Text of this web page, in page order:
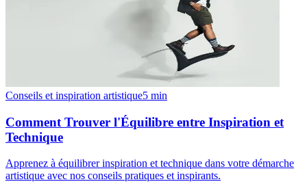
Conseils et inspiration artistique5 min
Comment Trouver l'Équilibre entre Inspiration et
Technique
Apprenez à équilibrer inspiration et technique dans votre démarche
artistique avec nos conseils pratiques et inspirants.